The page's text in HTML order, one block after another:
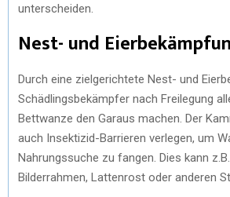
unterscheiden.
Nest- und
Durch eine zielgerichtete Nest- und
Schädlingsbekämpfer nach Freilegung
Bettwanze den Garaus machen. Der
auch Insektizid-Barrieren verlegen, um
Nahrungssuche zu fangen. Dies kann
Bilderrahmen, Lattenrost oder anderen